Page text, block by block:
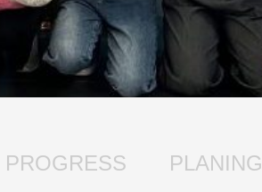
PROGRESS PLANING